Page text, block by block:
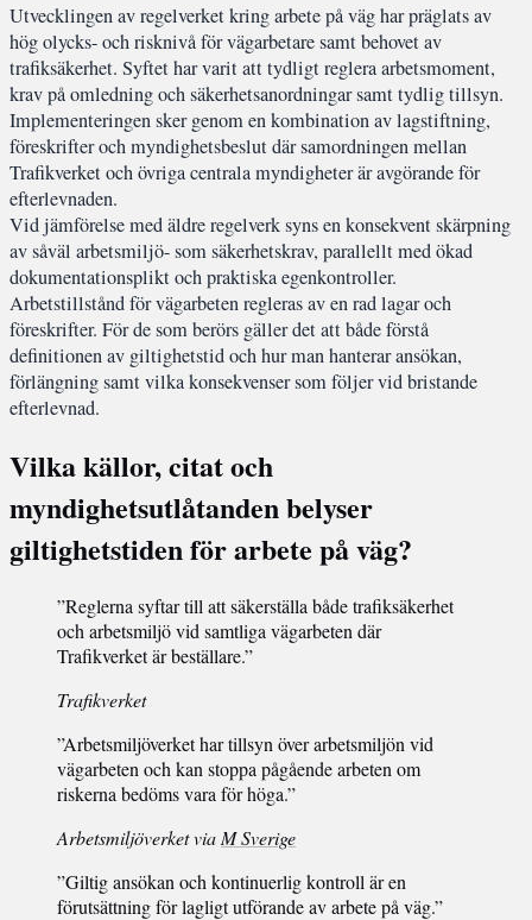
Utvecklingen av regelverket kring arbete på väg har präglats av
hög olycks- och risknivå för vägarbetare samt behovet av
trafiksäkerhet. Syftet har varit att tydligt reglera arbetsmoment,
krav på omledning och säkerhetsanordningar samt tydlig tillsyn.
Implementeringen sker genom en kombination av lagstiftning,
föreskrifter och myndighetsbeslut där samordningen mellan
Trafikverket och övriga centrala myndigheter är avgörande för
efterlevnaden.
Vid jämförelse med äldre regelverk syns en konsekvent skärpning
av såväl arbetsmiljö- som säkerhetskrav, parallellt med ökad
dokumentationsplikt och praktiska egenkontroller.
Arbetstillstånd för vägarbeten regleras av en rad lagar och
föreskrifter. För de som berörs gäller det att både förstå
definitionen av giltighetstid och hur man hanterar ansökan,
förlängning samt vilka konsekvenser som följer vid bristande
efterlevnad.
Vilka källor, citat och
myndighetsutlåtanden belyser
giltighetstiden för arbete på väg?
”Reglerna syftar till att säkerställa både trafiksäkerhet
och arbetsmiljö vid samtliga vägarbeten där
Trafikverket är beställare.”
Trafikverket
”Arbetsmiljöverket har tillsyn över arbetsmiljön vid
vägarbeten och kan stoppa pågående arbeten om
riskerna bedöms vara för höga.”
Arbetsmiljöverket via M Sverige
”Giltig ansökan och kontinuerlig kontroll är en
förutsättning för lagligt utförande av arbete på väg.”